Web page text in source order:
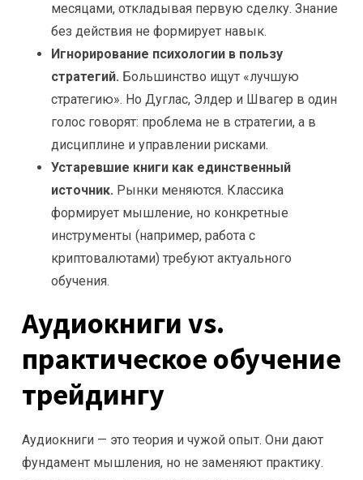
месяцами, откладывая первую сделку. Знание
без действия не формирует навык.
Игнорирование психологии в пользу
стратегий. Большинство ищут «лучшую
стратегию». Но Дуглас, Элдер и Швагер в один
голос говорят: проблема не в стратегии, а в
дисциплине и управлении рисками.
Устаревшие книги как единственный
источник. Рынки меняются. Классика
формирует мышление, но конкретные
инструменты (например, работа с
криптовалютами) требуют актуального
обучения.
Аудиокниги vs.
практическое обучение
трейдингу
Аудиокниги — это теория и чужой опыт. Они дают
фундамент мышления, но не заменяют практику.